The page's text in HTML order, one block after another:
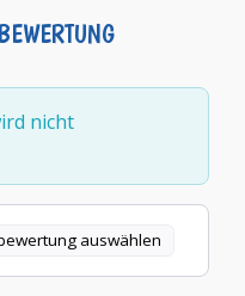
nicht
auswählen